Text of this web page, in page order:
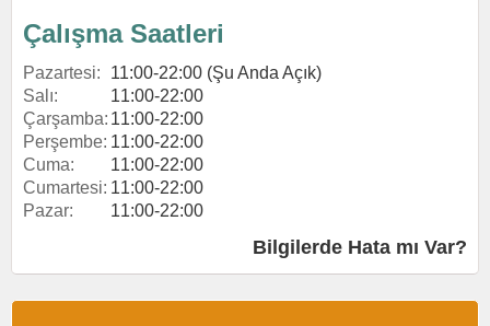
Çalışma Saatleri
Pazartesi:
11:00-22:00 (Şu Anda Açık)
Salı:
11:00-22:00
Çarşamba: 11:00-22:00
Perşembe: 11:00-22:00
Cuma:
11:00-22:00
Cumartesi: 11:00-22:00
Pazar:
11:00-22:00
Bilgilerde Hata mı Var?